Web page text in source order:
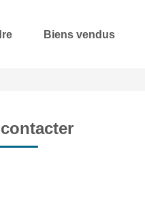
Biens vendus